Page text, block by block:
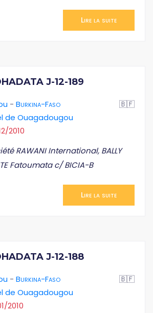
Lire la suite
J-12-189
- Burkina-Faso
🇧🇫
de Ouagadougou
2010
RAWANI International, BALLY
Fatoumata c/ BICIA-B
Lire la suite
J-12-188
- Burkina-Faso
🇧🇫
de Ouagadougou
2010